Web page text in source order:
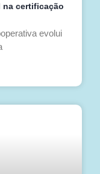
na certificação
evolui